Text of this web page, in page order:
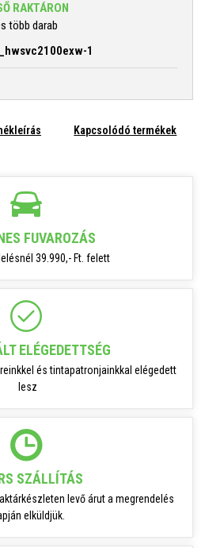
RAKTÁRON
több darab
1
Kapcsolódó termékek
FUVAROZÁS
39.990,- Ft. felett
ELÉGEDETTSÉG
és tintapatronjainkkal elégedett
lesz
SZÁLLÍTÁS
levő árut a megrendelés
elküldjük.